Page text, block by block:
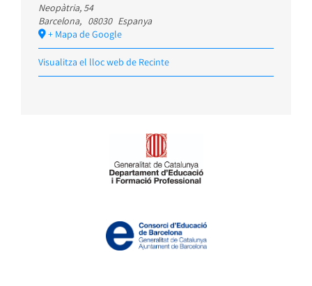
Neopàtria, 54
Barcelona, 08030 Espanya
+ Mapa de Google
Visualitza el lloc web de Recinte